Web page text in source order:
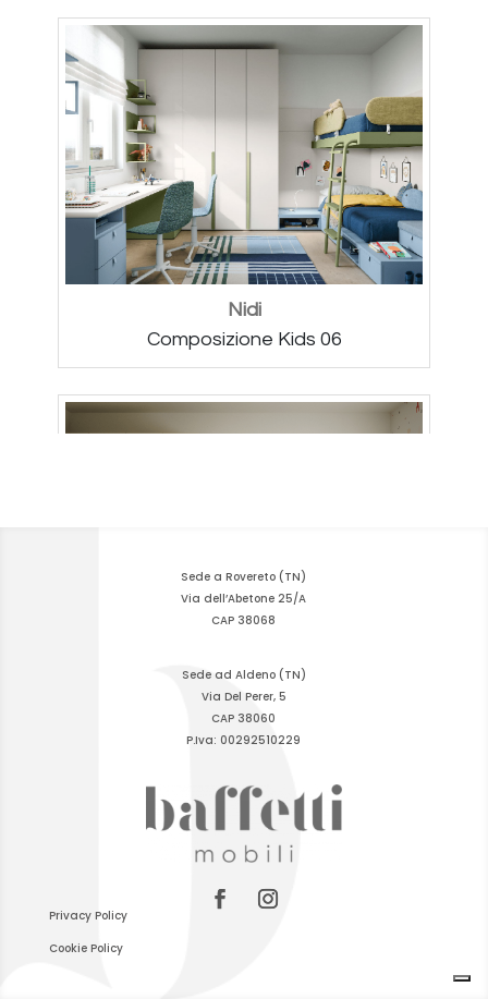
Sede a Rovereto (TN)
Via dell’Abetone 25/A
CAP 38068
Sede ad Aldeno (TN)
Via Del Perer, 5
CAP 38060
P.Iva: 00292510229
Privacy Policy
Cookie Policy